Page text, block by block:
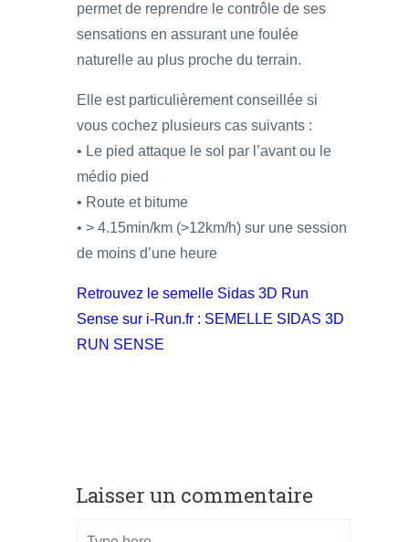
permet de reprendre le contrôle de ses
sensations en assurant une foulée
naturelle au plus proche du terrain.
Elle est particulièrement conseillée si
vous cochez plusieurs cas suivants :
• Le pied attaque le sol par l’avant ou le
médio pied
• Route et bitume
• > 4.15min/km (>12km/h) sur une session
de moins d’une heure
Retrouvez le semelle Sidas 3D Run
Sense sur i-Run.fr : SEMELLE SIDAS 3D
RUN SENSE
Laisser un commentaire